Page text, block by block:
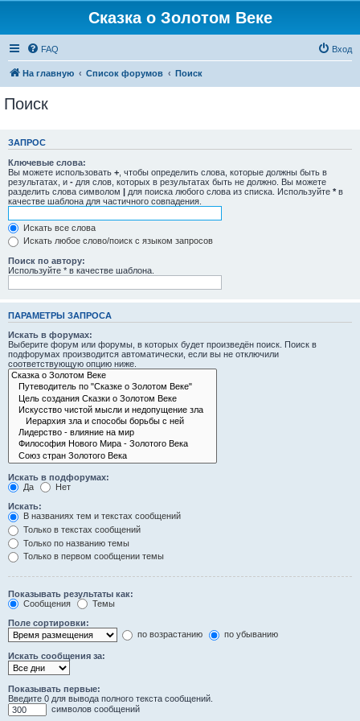
Сказка о Золотом Веке
FAQ Вход
На главную Список форумов Поиск
Поиск
ЗАПРОС
Ключевые слова:
Вы можете использовать + , чтобы определить слова, которые должны быть в
результатах, и - для слов, которых в результатах быть не должно. Вы можете
разделить слова символом | для поиска любого слова из списка. Используйте * в
качестве шаблона для частичного совпадения.
Искать все слова
Искать любое слово/поиск с языком запросов
Поиск по автору:
Используйте * в качестве шаблона.
ПАРАМЕТРЫ ЗАПРОСА
Искать в форумах:
Выберите форум или форумы, в которых будет произведён поиск. Поиск в
подфорумах производится автоматически, если вы не отключили
соответствующую опцию ниже.
Искать в подфорумах:
Да
Нет
Искать:
В названиях тем и текстах сообщений
Только в текстах сообщений
Только по названию темы
Только в первом сообщении темы
Показывать результаты как:
Сообщения
Темы
Поле сортировки:
по возрастанию
по убыванию
Искать сообщения за:
Показывать первые:
Введите 0 для вывода полного текста сообщений.
символов сообщений